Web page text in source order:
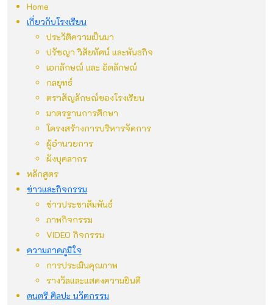
Home
เกี่ยวกับโรงเรียน
ประวัติความเป็นมา
ปรัชญา วิสัยทัศน์ และพันธกิจ
เอกลักษณ์ และ อัตลักษณ์
กลยุทธ์
ตราสัญลักษณ์ของโรงเรียน
มาตรฐานการศึกษา
โครงสร้างการบริหารจัดการ
ผู้อำนวยการ
ผังบุคลากร
หลักสูตร
ข่าวและกิจกรรม
ข่าวประชาสัมพันธ์
ภาพกิจกรรม
VIDEO กิจกรรม
ความภาคภูมิใจ
การประเมินคุณภาพ
รางวัลและแสดงความยินดี
ดนตรี ศิลปะ นวัตกรรม